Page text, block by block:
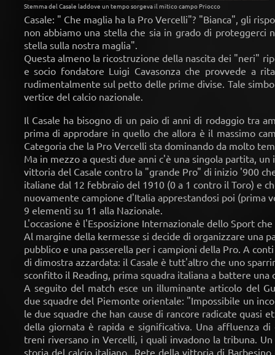
Stemma del Casale laddove un tempo sorgeva il mitico campo Priocco
Casale: " Che maglia ha la Pro Vercelli"? "Bianca", gli
non abbiamo una stella che sia in grado di proteggerci
stella sulla nostra maglia".
Questa almeno la ricostruzione della nascita dei "neri"
e socio fondatore Luigi Cavasonza che provvede a
rudimentalmente sul petto delle prime divise. Tale
vertice del calcio nazionale.
Il Casale ha bisogno di un paio di anni di rodaggio tra
prima di approdare in quello che allora è il massimo
Categoria che la Pro Vercelli sta dominando da molto
Ma in mezzo a questi due anni c'è una singola partita, un
vittoria del Casale contro la "grande Pro" di inizio '900
italiane dal 12 febbraio del 1910 (0 a 1 contro il Toro) e
nuovamente campione d'Italia apprestandosi poi (prima
9 elementi su 11 alla Nazionale.
L'occasione è l'Esposizione Internazionale dello Sport
Al margine della kermesse si decide di organizzare una
pubblico e una passerella per i campioni della Pro. A
di dimostra azzardata: il Casale è tutt'altro che uno
sconfitto il Reading, prima squadra italiana a battere una
A seguito del match esce un illuminante articolo del
due squadre del Piemonte orientale: "Impossibile un
le due squadre che han cause di rancore radicate quasi
della giornata è rapida e significativa. Una affluenza
treni riversano in Vercelli, i quali invadono la tribuna.
storia del calcio italiano...Rete della vittoria di